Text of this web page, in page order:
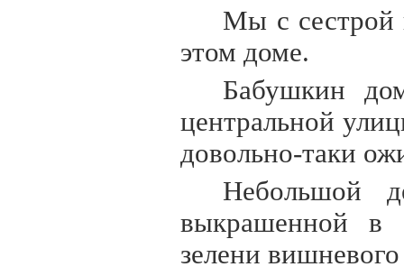
Мы с сестрой
этом доме.
Бабушкин
центральной
довольно-таки
Небольшой
выкрашенной в
зелени вишневого